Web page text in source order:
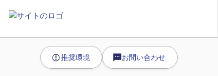
推奨環境 お問い合わせ